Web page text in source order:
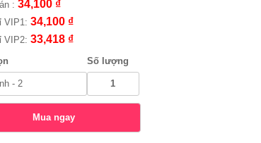
: 34,100 ₫
VIP1: 34,100 ₫
VIP2: 33,418 ₫
Số lượng